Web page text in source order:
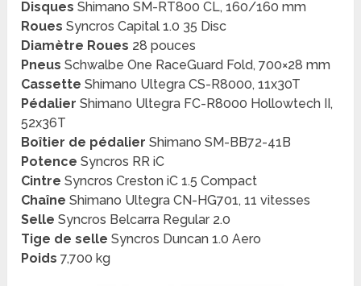
Disques Shimano SM-RT800 CL, 160/160 mm
Roues Syncros Capital 1.0 35 Disc
Diamètre Roues 28 pouces
Pneus Schwalbe One RaceGuard Fold, 700×28 mm
Cassette Shimano Ultegra CS-R8000, 11x30T
Pédalier Shimano Ultegra FC-R8000 Hollowtech II,
52x36T
Boîtier de pédalier Shimano SM-BB72-41B
Potence Syncros RR iC
Cintre Syncros Creston iC 1.5 Compact
Chaîne Shimano Ultegra CN-HG701, 11 vitesses
Selle Syncros Belcarra Regular 2.0
Tige de selle Syncros Duncan 1.0 Aero
Poids 7,700 kg